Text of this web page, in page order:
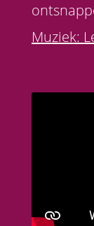
Muziek: